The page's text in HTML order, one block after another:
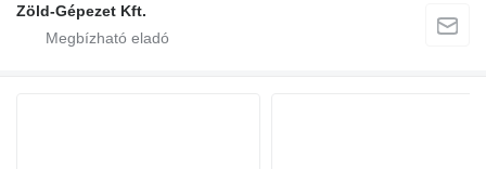
Zöld-Gépezet Kft.